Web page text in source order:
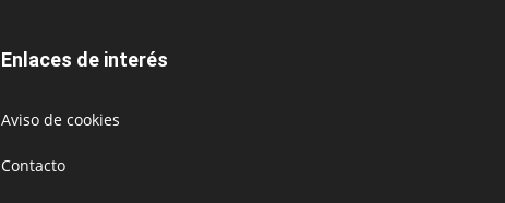
Enlaces de interés
Aviso de cookies
Contacto